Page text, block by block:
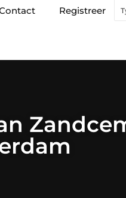
Registreer